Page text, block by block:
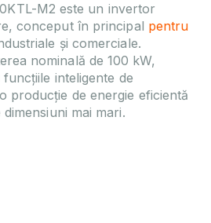
M2 este un invertor
conceput în principal pentru
și comerciale.
nominală de 100 kW,
inteligente de
producție de energie eficientă
mai mari.